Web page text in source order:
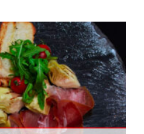
el Día Mundial de la